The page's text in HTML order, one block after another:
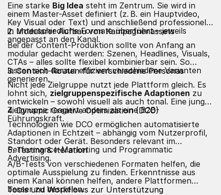
Eine starke Big Idea steht im Zentrum. Sie wird in
einem Master-Asset definiert (z. B. ein Hauptvideo,
Key Visual oder Text) und anschließend professionell
in unterschiedliche Formate überführt – jeweils
angepasst an den Kanal.
2. Modularer Aufbau von Kampagnenassets
Bei der Content-Produktion sollte von Anfang an
modular gedacht werden: Szenen, Headlines, Visuals,
CTAs – alles sollte flexibel kombinierbar sein. So
lassen sich daraus effizient verschiedene Varianten
generieren.
3. Content-Routen für verschiedene Personas
Nicht jede Zielgruppe nutzt jede Plattform gleich. Es
lohnt sich, zielgruppenspezifische Adaptionen zu
entwickeln – sowohl visuell als auch tonal. Eine junge
Zielgruppe reagiert anders als eine B2B-
Führungskraft.
4. Dynamic Creative Optimization (DCO)
Technologien wie DCO ermöglichen automatisierte
Adaptionen in Echtzeit – abhängig vom Nutzerprofil,
Standort oder Gerät. Besonders relevant im
Performance-Marketing und Programmatic
Advertising.
5. Testing & Iteration
A/B-Tests von verschiedenen Formaten helfen, die
optimale Ausspielung zu finden. Erkenntnisse aus
einem Kanal können helfen, andere Plattformen
besser zu bespielen.
Tools und Workflows zur Unterstützung